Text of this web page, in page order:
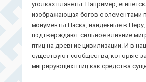
уголках планеты. Например,
изображающая богов с элементами
монументы Наска, найденные в Перу,
подтверждают сильное влияние
птиц на древние цивилизации. И в
существуют сообщества, которые
мигрирующих птиц как средства